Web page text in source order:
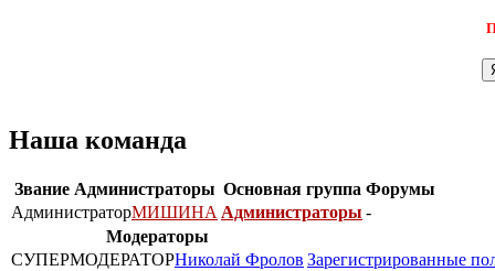
Наша команда
Звание Администраторы Основная группа Форумы
АдминистраторМИШИНА Администраторы -
Модераторы
СУПЕРМОДЕРАТОРНиколай Фролов Зарегистрированные